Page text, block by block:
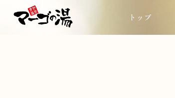
トップ